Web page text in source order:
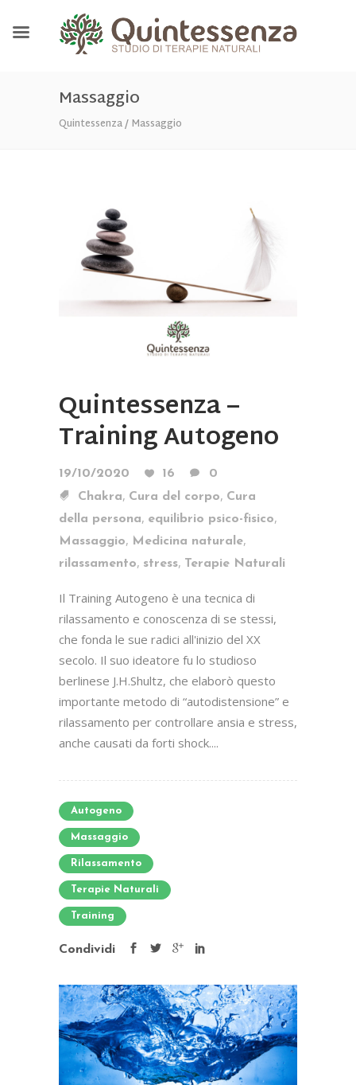
Massaggio
Quintessenza/Massaggio
Quintessenza –
Training Autogeno
19/10/2020 16
0
Chakra, Cura del corpo, Cura
della persona, equilibrio psico-fisico,
Massaggio, Medicina naturale,
rilassamento, stress, Terapie Naturali
Il Training Autogeno è una tecnica di
rilassamento e conoscenza di se stessi,
che fonda le sue radici all'inizio del XX
secolo. Il suo ideatore fu lo studioso
berlinese J.H.Shultz, che elaborò questo
importante metodo di “autodistensione” e
rilassamento per controllare ansia e stress,
anche causati da forti shock....
Autogeno
Massaggio
Rilassamento
Terapie Naturali
Training
Condividi